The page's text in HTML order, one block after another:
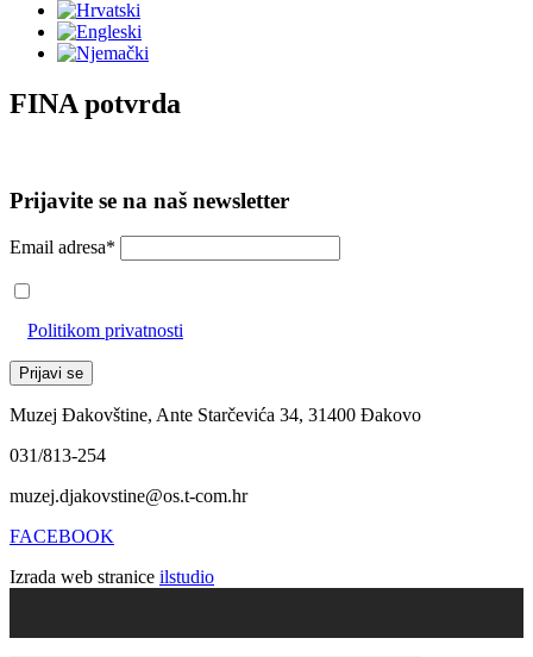
FINA potvrda
Prijavite se na naš newsletter
Email adresa*
Politikom privatnosti
Muzej Đakovštine, Ante Starčevića 34, 31400 Đakovo
031/813-254
muzej.djakovstine@os.t-com.hr
FACEBOOK
Izrada web stranice ilstudio